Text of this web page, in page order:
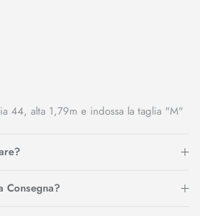
44, alta 1,79m e indossa la taglia "M"
Consegna?